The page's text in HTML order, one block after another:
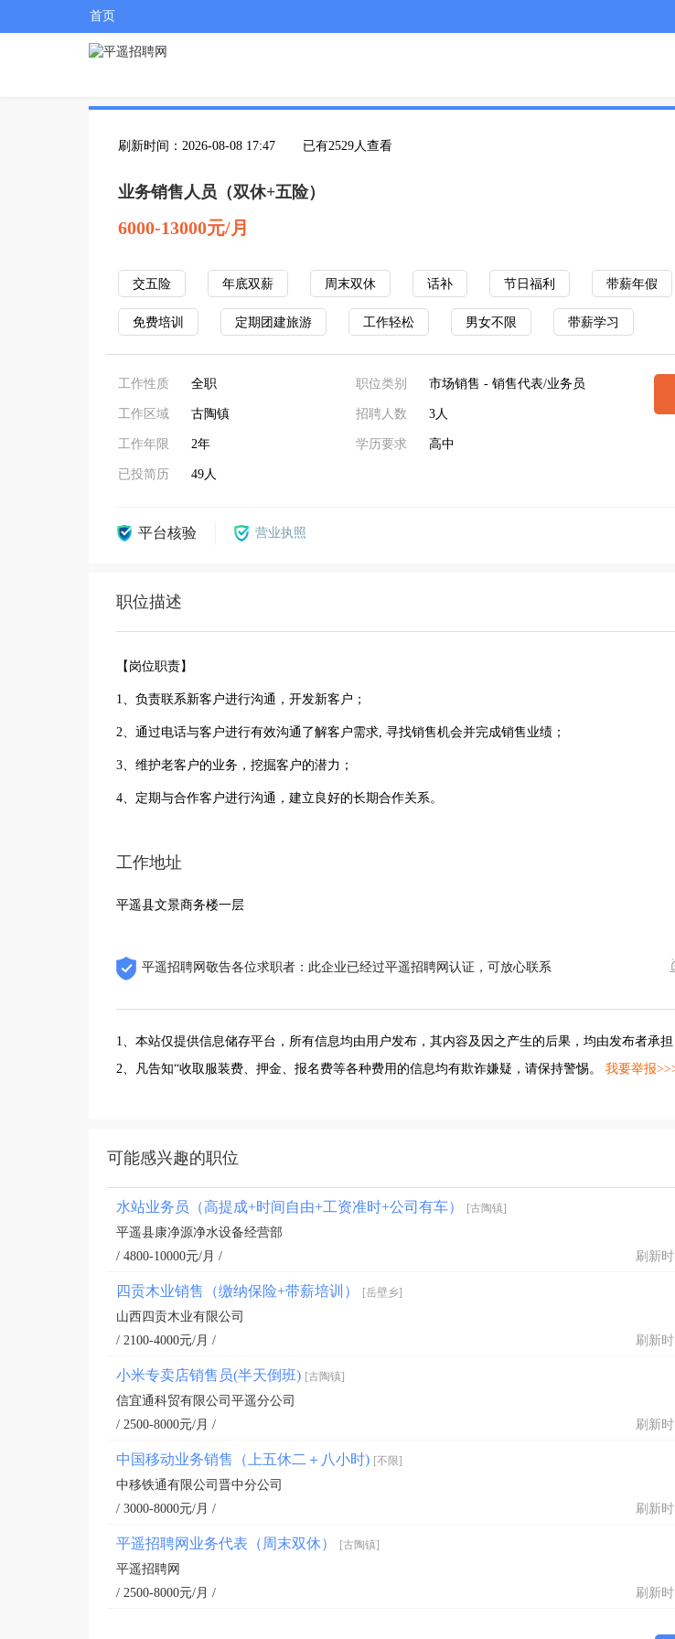
首页
刷新时间：2026-08-08 17:47 已有2529人查看
业务销售人员（双休+五险）
6000-13000元/月
交五险 年底双薪 周末双休 话补 节日福利 带薪年假
免费培训 定期团建旅游 工作轻松 男女不限 带薪学习
工作性质 全职
工作区域 古陶镇
工作年限 2年
已投简历 49人
职位类别 市场销售 - 销售代表/业务员
招聘人数 3人
学历要求 高中
平台核验 营业执照
职位描述
【岗位职责】
1、负责联系新客户进行沟通，开发新客户；
2、通过电话与客户进行有效沟通了解客户需求, 寻找销售机会并完成销售业绩；
3、维护老客户的业务，挖掘客户的潜力；
4、定期与合作客户进行沟通，建立良好的长期合作关系。
工作地址
平遥县文景商务楼一层
平遥招聘网敬告各位求职者：此企业已经过平遥招聘网认证，可放心联系
1、本站仅提供信息储存平台，所有信息均由用户发布，其内容及因之产生的后果，均由发布者承担
2、凡告知“收取服装费、押金、报名费等各种费用的信息均有欺诈嫌疑，请保持警惕。 我要举报
可能感兴趣的职位
水站业务员（高提成+时间自由+工资准时+公司有车） [古陶镇]
平遥县康净源净水设备经营部
/ 4800-10000元/月 /
刷新
四贡木业销售（缴纳保险+带薪培训） [岳壁乡]
山西四贡木业有限公司
/ 2100-4000元/月 /
刷新
小米专卖店销售员(半天倒班) [古陶镇]
信宜通科贸有限公司平遥分公司
/ 2500-8000元/月 /
刷新
中国移动业务销售（上五休二＋八小时) [不限]
中移铁通有限公司晋中分公司
/ 3000-8000元/月 /
刷新
平遥招聘网业务代表（周末双休） [古陶镇]
平遥招聘网
/ 2500-8000元/月 /
刷新